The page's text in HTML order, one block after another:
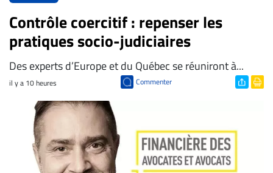
Contrôle coercitif : repenser les
pratiques socio-judiciaires
Des experts d’Europe et du Québec se réuniront à...
il y a 10 heures Commenter